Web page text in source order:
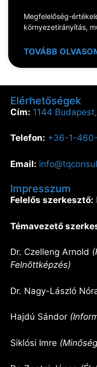
Megfelelőség-
környezetirányítás,
TOVÁBB
Elérhetőségek
Cím: 1144
Telefon: +36-1-
Email:
Impresszum
Felelős szerkesztő:
Témavezető
Dr. Czelleng Arnold
Felnőttképzés)
Dr. Nagy-László
Hajdú Sándor
Siklósi Imre